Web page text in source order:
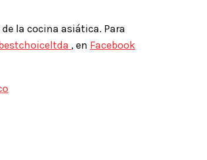
la cocina asiática. Para
, en Facebook